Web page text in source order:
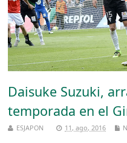
Daisuke Suzuki,
temporada en el
ESJAPON 11, ago, 2016